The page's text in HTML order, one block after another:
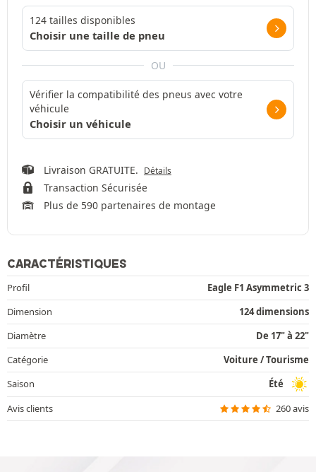
124 tailles disponibles
Choisir une taille de pneu
OU
Vérifier la compatibilité des pneus avec votre
véhicule
Choisir un véhicule
Livraison GRATUITE. Détails
Transaction Sécurisée
Plus de 590 partenaires de montage
CARACTÉRISTIQUES
Profil
Eagle F1 Asymmetric 3
Dimension
124 dimensions
Diamètre
De 17" à 22"
Catégorie
Voiture / Tourisme
Saison
Été
Avis clients
260 avis